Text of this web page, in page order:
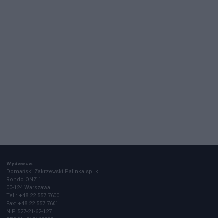
Wydawca:
Domański Zakrzewski Palinka sp. k.
Rondo ONZ 1
00-124 Warszawa
Tel.: +48 22 557 7600
Fax: +48 22 557 7601
NIP 527-21-62-127